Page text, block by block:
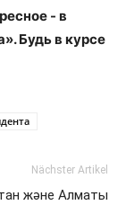
- в
Будь в курсе
Nächster Artikel
және Алматы